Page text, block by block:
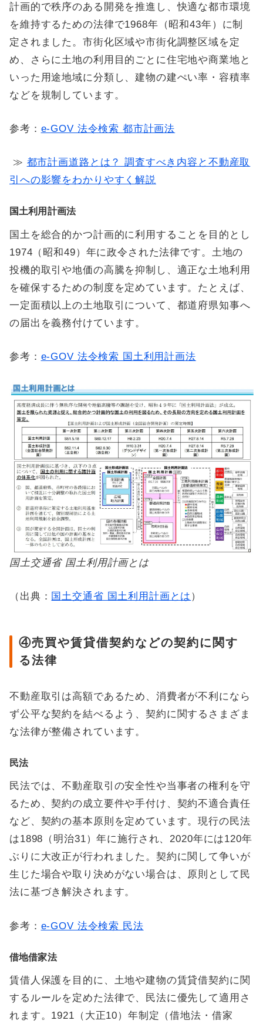
計画的で秩序のある開発を推進し、快適な都市環境
を維持するための法律で1968年（昭和43年）に制
定されました。市街化区域や市街化調整区域を定
め、さらに土地の利用目的ごとに住宅地や商業地と
いった用途地域に分類し、建物の建ぺい率・容積率
などを規制しています。
参考： e-GOV 法令検索 都市計画法
≫ 都市計画道路とは？ 調査すべき内容と不動産取
引への影響をわかりやすく解説
国土利用計画法
国土を総合的かつ計画的に利用することを目的とし
1974（昭和49）年に政令された法律です。土地の
投機的取引や地価の高騰を抑制し、適正な土地利用
を確保するための制度を定めています。たとえば、
一定面積以上の土地取引について、都道府県知事へ
の届出を義務付けています。
参考： e-GOV 法令検索 国土利用計画法
国土交通省 国土利用計画とは
（出典： 国土交通省 国土利用計画とは ）
④売買や賃貸借契約などの契約に関す
る法律
不動産取引は高額であるため、消費者が不利になら
ず公平な契約を結べるよう、契約に関するさまざま
な法律が整備されています。
民法
民法では、不動産取引の安全性や当事者の権利を守
るため、契約の成立要件や手付け、契約不適合責任
など、契約の基本原則を定めています。現行の民法
は1898（明治31）年に施行され、2020年には120年
ぶりに大改正が行われました。契約に関して争いが
生じた場合や取り決めがない場合は、原則として民
法に基づき解決されます。
参考： e-GOV 法令検索 民法
借地借家法
賃借人保護を目的に、土地や建物の賃貸借契約に関
するルールを定めた法律で、民法に優先して適用さ
れます。1921（大正10）年制定（借地法・借家